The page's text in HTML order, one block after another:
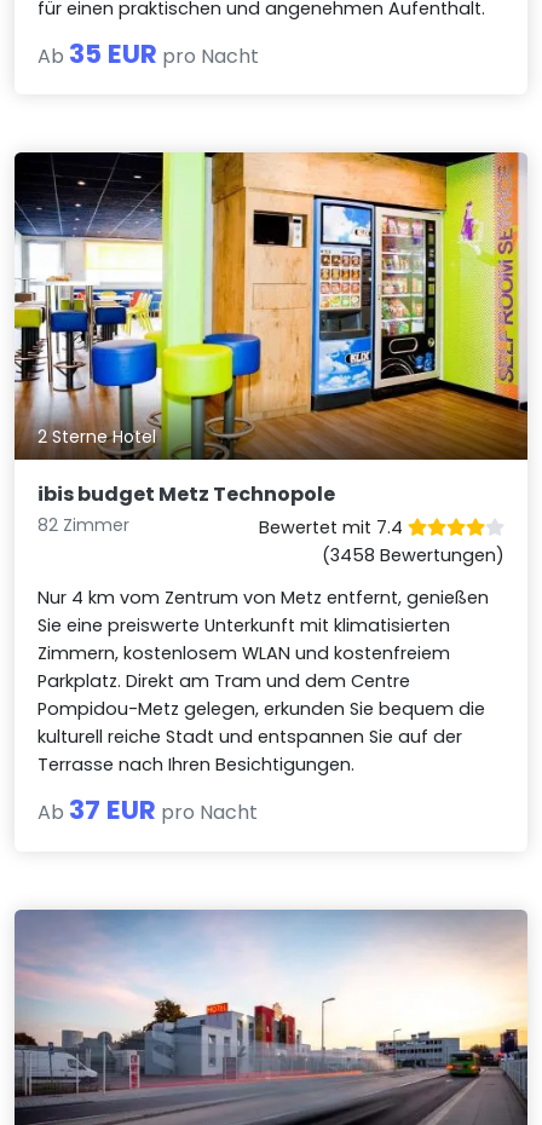
für einen praktischen und angenehmen Aufenthalt.
Ab 35 EUR pro Nacht
2 Sterne Hotel
ibis budget Metz Technopole
82 Zimmer
Bewertet mit 7.4
(3458 Bewertungen)
Nur 4 km vom Zentrum von Metz entfernt, genießen
Sie eine preiswerte Unterkunft mit klimatisierten
Zimmern, kostenlosem WLAN und kostenfreiem
Parkplatz. Direkt am Tram und dem Centre
Pompidou-Metz gelegen, erkunden Sie bequem die
kulturell reiche Stadt und entspannen Sie auf der
Terrasse nach Ihren Besichtigungen.
Ab 37 EUR pro Nacht